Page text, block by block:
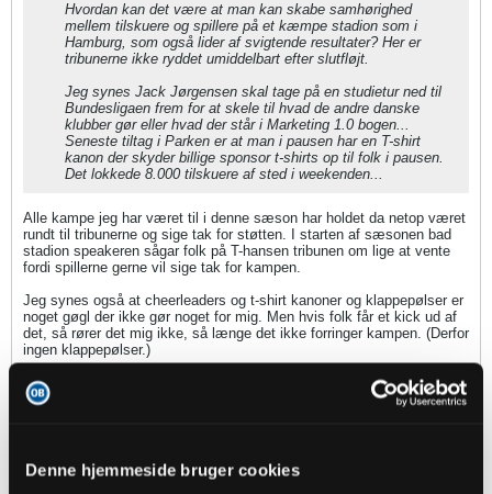
Denne hjemmeside bruger cookies
Hvordan kan det være at man kan skabe samhørighed
mellem tilskuere og spillere på et kæmpe stadion som i
Hamburg, som også lider af svigtende resultater? Her er
tribunerne ikke ryddet umiddelbart efter slutfløjt.
Jeg synes Jack Jørgensen skal tage på en studietur ned til
Bundesligaen frem for at skele til hvad de andre danske
klubber gør eller hvad der står i Marketing 1.0 bogen...
Seneste tiltag i Parken er at man i pausen har en T-shirt
kanon der skyder billige sponsor t-shirts op til folk i pausen.
Det lokkede 8.000 tilskuere af sted i weekenden...
Alle kampe jeg har været til i denne sæson har holdet da netop været
rundt til tribunerne og sige tak for støtten. I starten af sæsonen bad
stadion speakeren sågar folk på T-hansen tribunen om lige at vente
fordi spillerne gerne vil sige tak for kampen.
Jeg synes også at cheerleaders og t-shirt kanoner og klappepølser er
noget gøgl der ikke gør noget for mig. Men hvis folk får et kick ud af
det, så rører det mig ikke, så længe det ikke forringer kampen. (Derfor
ingen klappepølser.)
Jeg har desværre aldrig været til en kamp i Bundesligaen, men er det
netop ikke en oplevelse der er meget større end kampen? Hvor der
FFMreplied